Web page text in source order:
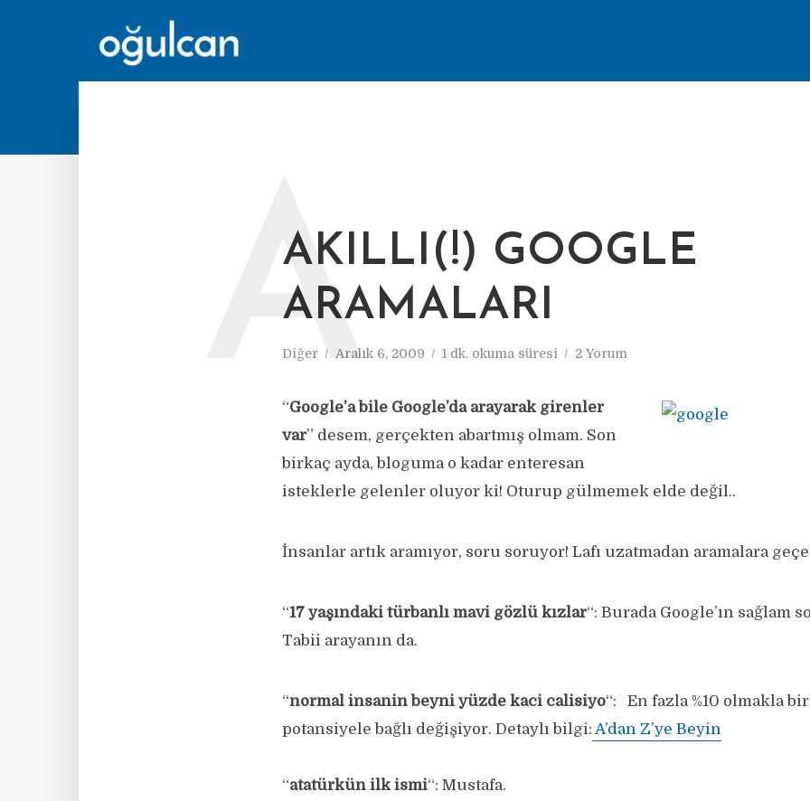
AKILLI(!) GOOGLE
ARAMALARI
Diğer Aralık 6, 2009 1 dk. okuma süresi 2 Yorum
A
“Google’a bile Google’da arayarak girenler
var” desem, gerçekten abartmış olmam. Son
birkaç ayda, bloguma o kadar enteresan
isteklerle gelenler oluyor ki! Oturup gülmemek elde değil..
İnsanlar artık aramıyor, soru soruyor! Lafı uzatmadan aramalara
“17 yaşındaki türbanlı mavi gözlü kızlar“: Burada Google’ın sağlam
Tabii arayanın da.
“normal insanin beyni yüzde kaci calisiyo“: En fazla %10 olmakla
potansiyele bağlı değişiyor. Detaylı bilgi: A’dan Z’ye Beyin
“atatürkün ilk ismi“: Mustafa.